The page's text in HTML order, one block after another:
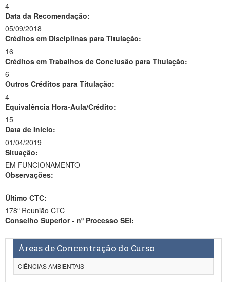
4
Data da Recomendação:
05/09/2018
Créditos em Disciplinas para Titulação:
16
Créditos em Trabalhos de Conclusão para Titulação:
6
Outros Créditos para Titulação:
4
Equivalência Hora-Aula/Crédito:
15
Data de Início:
01/04/2019
Situação:
EM FUNCIONAMENTO
Observações:
-
Último CTC:
178ª Reunião CTC
Conselho Superior - nº Processo SEI:
-
Áreas de Concentração do Curso
CIÊNCIAS AMBIENTAIS